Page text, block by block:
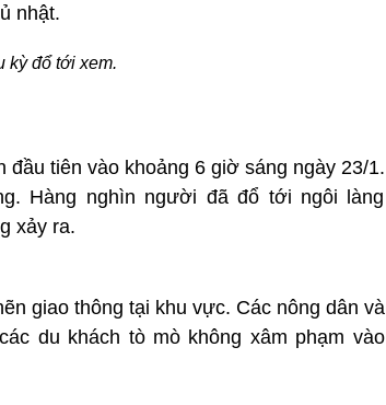
nhật.
kỳ đổ tới xem.
tiên vào khoảng 6 giờ sáng ngày 23/1.
Hàng nghìn người đã đổ tới ngôi làng
xảy ra.
giao thông tại khu vực. Các nông dân và
du khách tò mò không xâm phạm vào